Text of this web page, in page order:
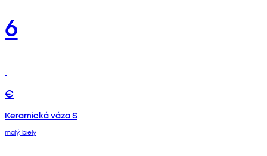
6
€
Keramická váza S
malý, biely